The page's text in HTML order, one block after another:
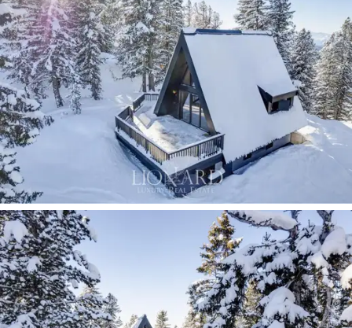
poziomacho łącznej powierzchni 130 m2. W piwnicy
znajdują siędwie sypialnie, przestronnałazienkaz
prysznicem oraz praktyczna garderoba
. Na parterze
znajduje sięjasny salonz jadalnią, w pełni wyposażona
nowoczesnakuchniaoraz druga łazienka. Poziom ten
otwiera się na zewnątrz dzięki wspaniałemu
tarasowi o
powierzchni 40 m2. Na górnym poziomie znajduje się
kolejna
dwuosobowa sypialniaz panoramicznym
widokiem. Obiekt wyposażony jest we wszystkie
udogodnienia, w tym niezależny system ogrzewania
podłogowego i przechowalnię sprzętu narciarskiego. Do
nieruchomości przynależy także teren o powierzchni
700 m2 zbezpośrednim dostępem do stoków
narciarskich i kolejki linowej.